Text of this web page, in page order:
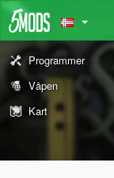
Programmer
Våpen
Kart